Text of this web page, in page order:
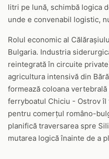
litri pe lună, schimbă logica
unde e convenabil logistic,
Rolul economic al
Bulgaria. Industria
reintegrată în circuite
agricultura intensivă din
formează coloana
ferryboatul Chiciu - Ostrov
pentru comerțul româno-
planifică traversarea spre
mutarea logică înainte de a